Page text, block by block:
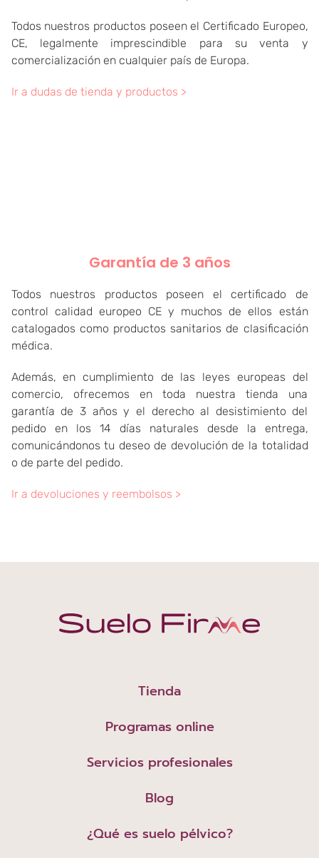
Todos nuestros productos poseen el Certificado Europeo,
CE, legalmente imprescindible para su venta y
comercialización en cualquier país de Europa.
Ir a dudas de tienda y productos >
Garantía de 3 años
Todos nuestros productos poseen el certificado de
control calidad europeo CE y muchos de ellos están
catalogados como productos sanitarios de clasificación
médica.
Además, en cumplimiento de las leyes europeas del
comercio, ofrecemos en toda nuestra tienda una
garantía de 3 años y el derecho al desistimiento del
pedido en los 14 días naturales desde la entrega,
comunicándonos tu deseo de devolución de la totalidad
o de parte del pedido.
Ir a devoluciones y reembolsos >
Tienda
Programas online
Servicios profesionales
Blog
¿Qué es suelo pélvico?